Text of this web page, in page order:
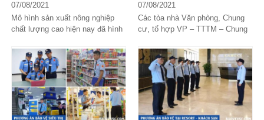
chất lượng? Hãy cùng
Bảo Vệ VSCtìm hiểu
viết này nhé!
07/08/2021
Mô hình sản xuất nông nghiệp
chất lượng cao hiện nay đã hình
trường, trang trại có quy mô lớn
được đầu...
07/08/2021
Các tòa nhà Văn phòng, Chung
cư, tổ hợp VP – TTTM – Chung
an ninh trật tự là do sử dụng lực
lượng Bảo...